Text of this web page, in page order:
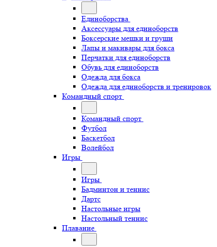
Единоборства
Аксессуары для единоборств
Боксерские мешки и груши
Лапы и макивары для бокса
Перчатки для единоборств
Обувь для единоборств
Одежда для бокса
Одежда для единоборств и тренировок
Командный спорт
Командный спорт
Футбол
Баскетбол
Волейбол
Игры
Игры
Бадминтон и теннис
Дартс
Настольные игры
Настольный теннис
Плавание